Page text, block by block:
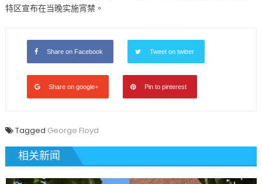
特区宣布在当晚实施宵禁。
Share on Facebook Tweet on twitter
Share on google+ Pin to pinterest
Tagged George Floyd
相关新闻